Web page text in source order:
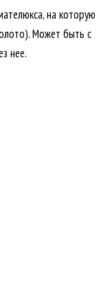
на которую
Может быть с
нее.